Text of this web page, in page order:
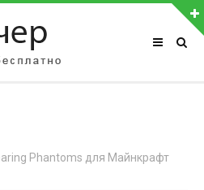
Регистрация
Phantoms для Майнкрафт